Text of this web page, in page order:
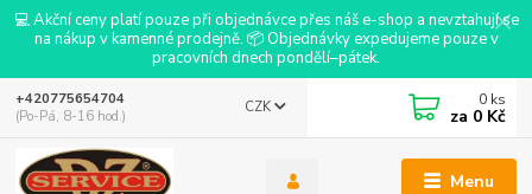
💻 Akční ceny platí pouze při objednávce přes náš e-shop a nevztahují se
na nákup v kamenné prodejně. 📦 Objednávky expedujeme pouze v
pracovních dnech pondělí–pátek.
Menu
CZK
+420775654704
(Po-Pá, 8-16 hod.)
0 ks
za 0 Kč